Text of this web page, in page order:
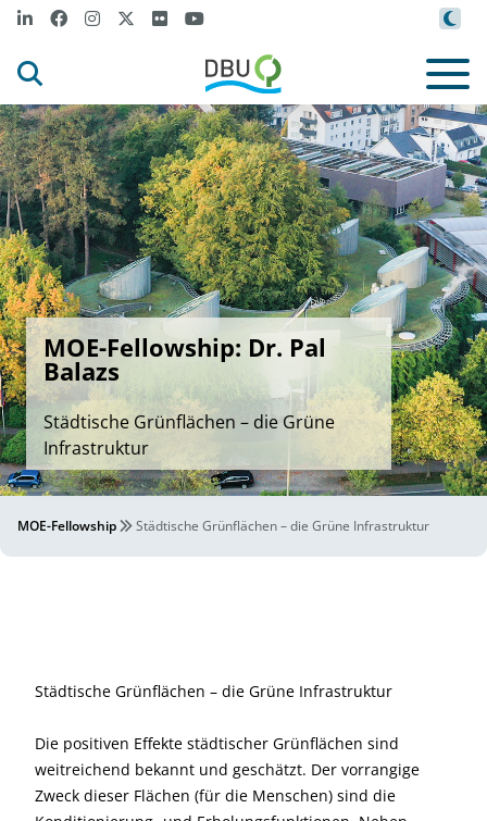
MOE-Fellowship: Dr. Pal
Balazs
Städtische Grünflächen – die Grüne
Infrastruktur
MOE-Fellowship Städtische Grünflächen – die Grüne Infrastruktur
Städtische Grünflächen – die Grüne Infrastruktur
Die positiven Effekte städtischer Grünflächen sind
weitreichend bekannt und geschätzt. Der vorrangige
Zweck dieser Flächen (für die Menschen) sind die